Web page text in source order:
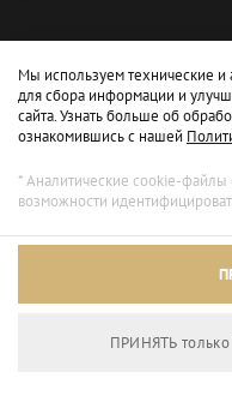
Мы используем технические
для сбора информации и
сайта. Узнать больше об
ознакомившись с нашей
* Аналитические cookie-
возможности
ПРИНЯТЬ